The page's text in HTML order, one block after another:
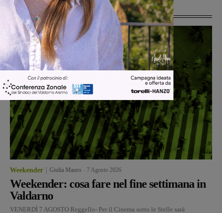
Ultime Notizie
Weekender Giulia Mauro 7 Agosto 2026
Weekender: cosa fare nel fine settimana in
Valdarno
VENERDÌ 7 AGOSTO Reggello- Per il Cinema sotto le Stelle sarà